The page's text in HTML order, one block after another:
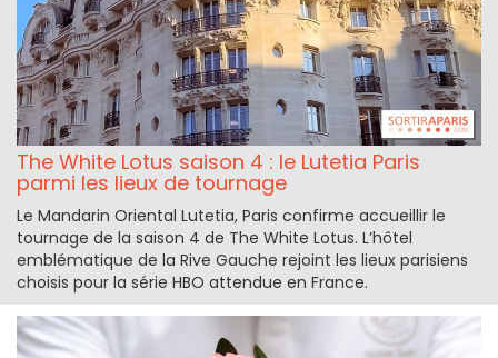
The White Lotus saison 4 : le Lutetia Paris
parmi les lieux de tournage
Le Mandarin Oriental Lutetia, Paris confirme accueillir le
tournage de la saison 4 de The White Lotus. L’hôtel
emblématique de la Rive Gauche rejoint les lieux parisiens
choisis pour la série HBO attendue en France.